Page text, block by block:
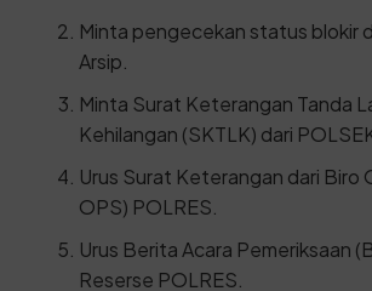
Minta pengecekan status blokir
Arsip.
Minta Surat Keterangan Tanda
Kehilangan (SKTLK) dari
Urus Surat Keterangan dari Biro
OPS) POLRES.
Urus Berita Acara Pemeriksaan
Reserse POLRES.